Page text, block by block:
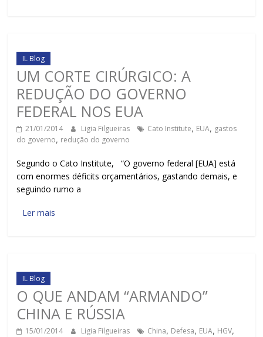
IL Blog
UM CORTE CIRÚRGICO: A
REDUÇÃO DO GOVERNO
FEDERAL NOS EUA
21/01/2014 Ligia Filgueiras Cato Institute, EUA, gastos
do governo, redução do governo
Segundo o Cato Institute, “O governo federal [EUA] está
com enormes déficits orçamentários, gastando demais, e
seguindo rumo a
Ler mais
IL Blog
O QUE ANDAM “ARMANDO”
CHINA E RÚSSIA
15/01/2014 Ligia Filgueiras China, Defesa, EUA, HGV,